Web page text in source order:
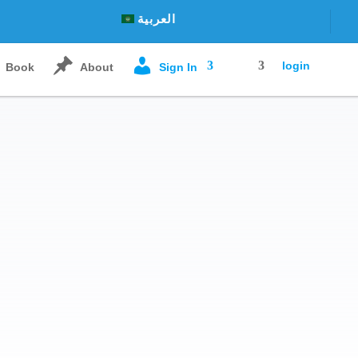
العربية
Book About Sign In login